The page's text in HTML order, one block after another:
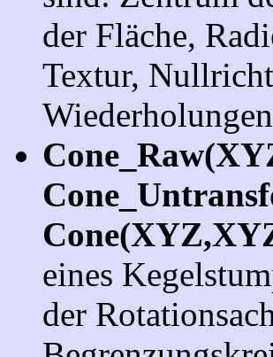
der Fläche,
Textur,
eines
der